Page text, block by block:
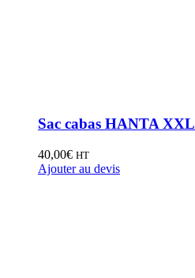
Sac cabas HANTA XXL
40,00€ HT
Ajouter au devis